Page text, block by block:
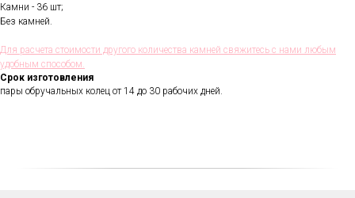
Камни - 36 шт;
Без камней.
Для расчета стоимости другого количества камней свяжитесь с нами любым
удобным способом.
Срок изготовления
пары обручальных колец от 14 до 30 рабочих дней.
обручальных колец, мы будем
размера, восстановление